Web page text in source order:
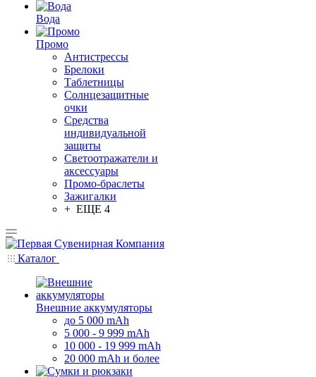
Вода
Промо
Антистрессы
Брелоки
Таблетницы
Солнцезащитные
очки
Средства
индивидуальной
защиты
Светоотражатели и
аксессуары
Промо-браслеты
Зажигалки
+ ЕЩЕ 4
Каталог
Внешние аккумуляторы
до 5 000 mAh
5 000 - 9 999 mAh
10 000 - 19 999 mAh
20 000 mAh и более